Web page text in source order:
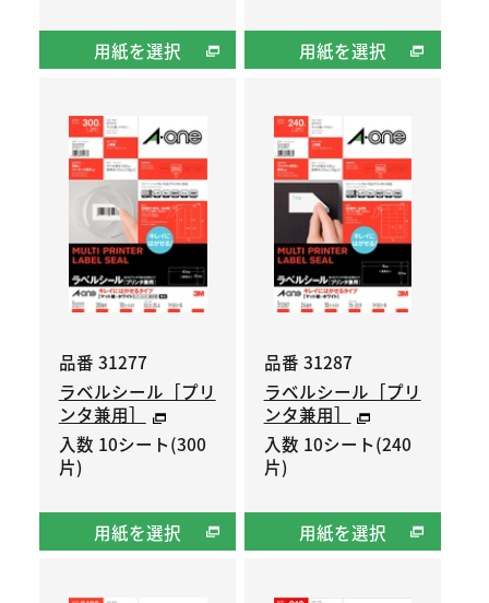
用紙を選択 用紙を選択
品番 31277
ラベルシール［プリ
ンタ兼用］
入数 10シート(300
片)
用紙を選択
品番 31287
ラベルシール［プリ
ンタ兼用］
入数 10シート(240
片)
用紙を選択